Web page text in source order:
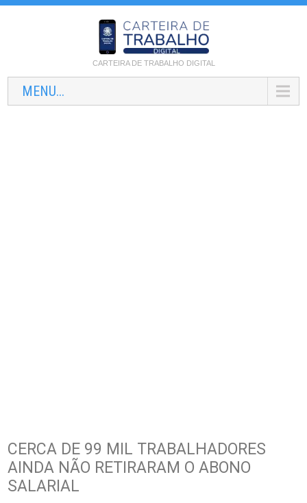
CARTEIRA DE TRABALHO DIGITAL
MENU...
CERCA DE 99 MIL TRABALHADORES
AINDA NÃO RETIRARAM O ABONO
SALARIAL